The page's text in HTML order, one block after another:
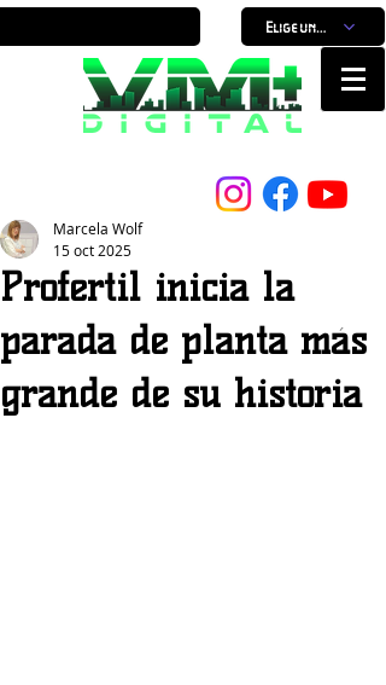
Elige un horario
Profertil inicia la
parada de planta más
grande de su historia
Marcela Wolf
15 oct 2025